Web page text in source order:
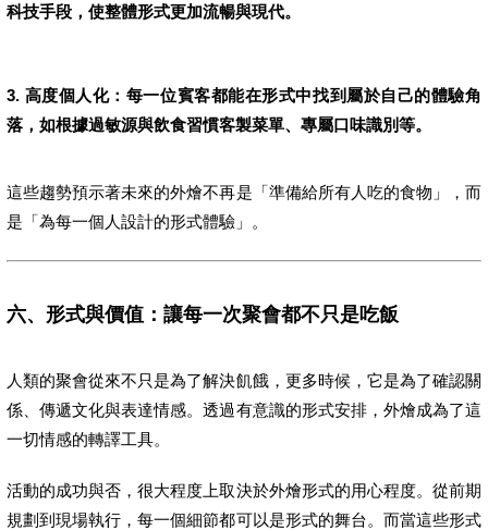
科技手段，使整體形式更加流暢與現代。
3. 高度個人化：每一位賓客都能在形式中找到屬於自己的體驗角
落，如根據過敏源與飲食習慣客製菜單、專屬口味識別等。
這些趨勢預示著未來的外燴不再是「準備給所有人吃的食物」，而
是「為每一個人設計的形式體驗」。
六、形式與價值：讓每一次聚會都不只是吃飯
人類的聚會從來不只是為了解決飢餓，更多時候，它是為了確認關
係、傳遞文化與表達情感。透過有意識的形式安排，外燴成為了這
一切情感的轉譯工具。
活動的成功與否，很大程度上取決於外燴形式的用心程度。從前期
規劃到現場執行，每一個細節都可以是形式的舞台。而當這些形式